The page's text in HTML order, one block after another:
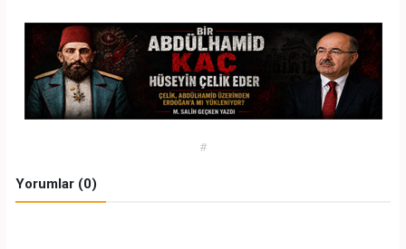
#
Yorumlar (0)